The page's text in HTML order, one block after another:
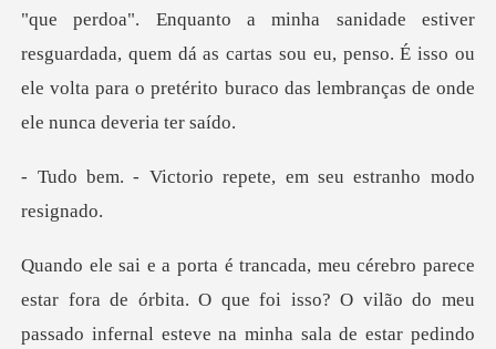
"que perdoa". Enquanto a minha sanidade estiver
res
io repete, em seu es